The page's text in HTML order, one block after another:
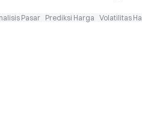
Pasar Prediksi Harga Volatilitas